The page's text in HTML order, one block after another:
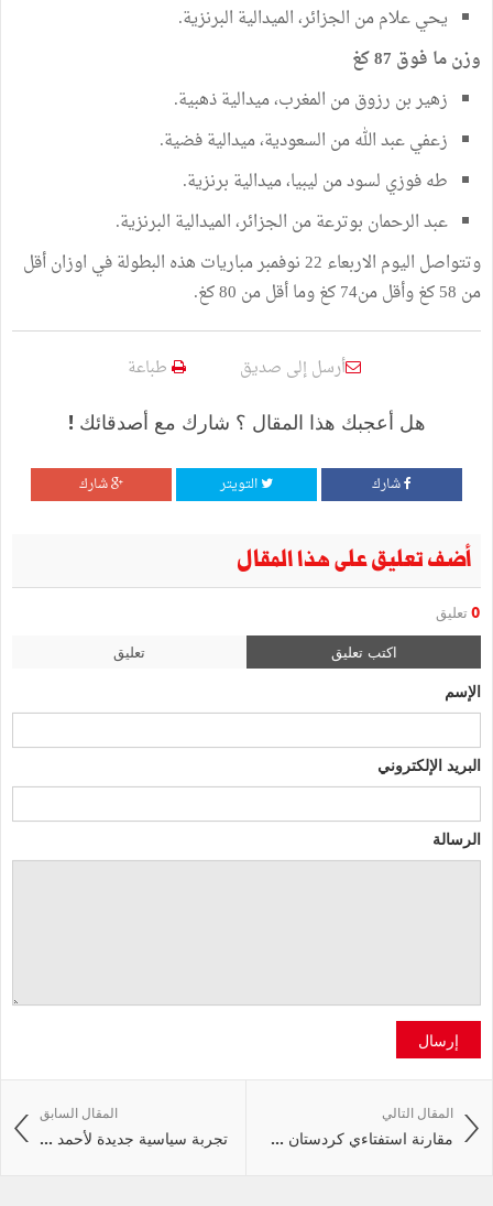
يحي علام من الجزائر، الميدالية البرنزية.
وزن ما فوق 87 كغ
زهير بن رزوق من المغرب، ميدالية ذهبية.
زعفي عبد الله من السعودية، ميدالية فضية.
طه فوزي لسود من ليبيا، ميدالية برنزية.
عبد الرحمان بوترعة من الجزائر، الميدالية البرنزية.
وتتواصل اليوم الاربعاء 22 نوفمبر مباريات هذه البطولة في اوزان أقل
من 58 كغ وأقل من74 كغ وما أقل من 80 كغ.
أرسل إلى صديق طباعة
هل أعجبك هذا المقال ؟ شارك مع أصدقائك !
شارك التويتر شارك
أضف تعليق على هذا المقال
0 تعليق
اكتب تعليق تعليق
الإسم
البريد الإلكتروني
الرسالة
إرسال
المقال السابق
تجربة سياسية جديدة لأحمد ...
المقال التالي
مقارنة استفتاءي كردستان ...